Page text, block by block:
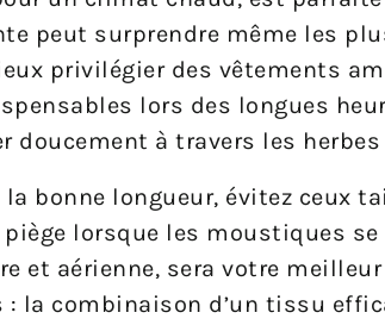
peut surprendre même les
privilégier des vêtements
lors des longues
doucement à travers les
bonne longueur, évitez ceux
lorsque les moustiques
et aérienne, sera votre
la combinaison d’un tissu